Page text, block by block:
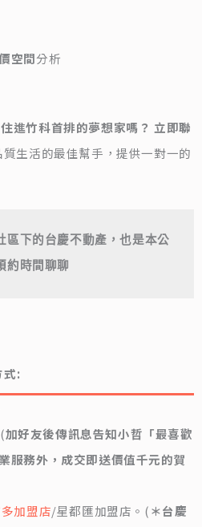
空間分析
進竹科首排的夢想家嗎？ 立即聯
生活的最佳幫手，提供一對一的
區下的台慶不動產，也是本公
約時間聊聊
式:
(加好友後傳訊息告知小哲「最喜歡
服務外，成交即送價值千元的賀
加盟店/星都匯加盟店。(＊台慶